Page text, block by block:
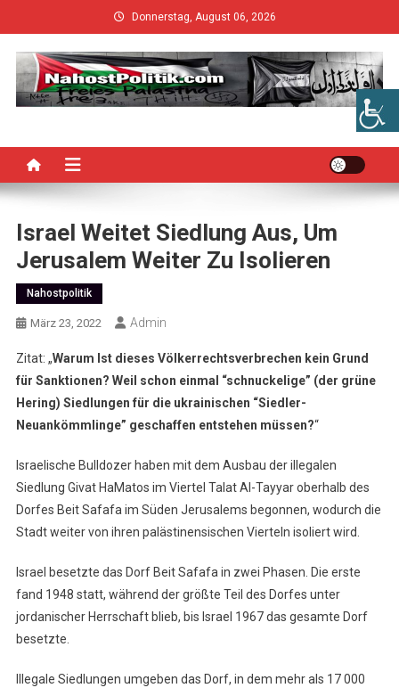
to
content
Donnerstag, August 06, 2026
Israel Weitet Siedlung Aus, Um
Jerusalem Weiter Zu Isolieren
Nahostpolitik
März 23, 2022 Admin
Zitat: „Warum Ist dieses Völkerrechtsverbrechen kein Grund
für Sanktionen? Weil schon einmal “schnuckelige” (der grüne
Hering) Siedlungen für die ukrainischen “Siedler-
Neuankömmlinge” geschaffen entstehen müssen?“
Israelische Bulldozer haben mit dem Ausbau der illegalen
Siedlung Givat HaMatos im Viertel Talat Al-Tayyar oberhalb des
Dorfes Beit Safafa im Süden Jerusalems begonnen, wodurch die
Stadt weiter von ihren palästinensischen Vierteln isoliert wird.
Israel besetzte das Dorf Beit Safafa in zwei Phasen. Die erste
fand 1948 statt, während der größte Teil des Dorfes unter
jordanischer Herrschaft blieb, bis Israel 1967 das gesamte Dorf
besetzte.
Illegale Siedlungen umgeben das Dorf, in dem mehr als 17 000